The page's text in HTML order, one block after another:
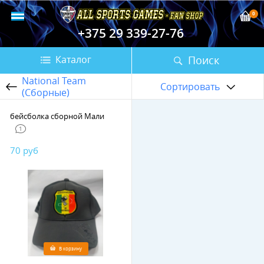
+375 29 339-27-76
Поиск
0
Каталог
National Team
(Сборные)
Сортировать
бейсболка сборной Мали
1
70 руб
В корзину